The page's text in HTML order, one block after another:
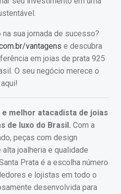
sua jornada de sucesso?
vantagens e descubra
em joias de prata 925
O seu negócio merece o
melhor atacadista de joias
de luxo do Brasil. Com a
peças com design
joalheria e qualidade
Prata é a escolha número
e lojistas em todo o
desenvolvida para